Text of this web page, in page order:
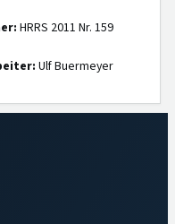
HRRS 2011 Nr. 159
Ulf Buermeyer